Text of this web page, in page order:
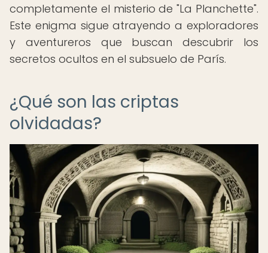
completamente el misterio de "La Planchette".
Este enigma sigue atrayendo a exploradores
y aventureros que buscan descubrir los
secretos ocultos en el subsuelo de París.
¿Qué son las criptas
olvidadas?